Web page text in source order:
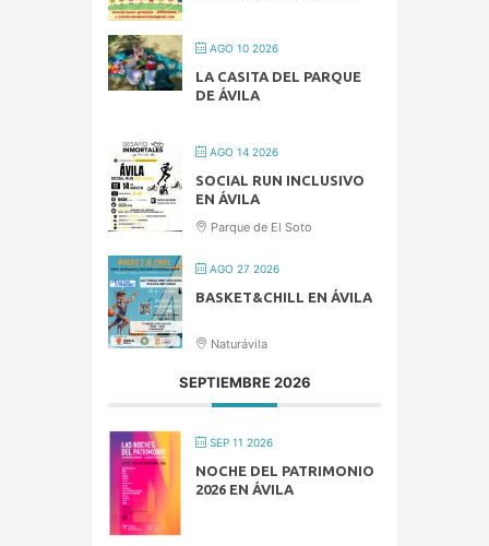
AGO 10 2026
LA CASITA DEL PARQUE
DE ÁVILA
AGO 14 2026
SOCIAL RUN INCLUSIVO
EN ÁVILA
Parque de El Soto
AGO 27 2026
BASKET&CHILL EN ÁVILA
Naturávila
SEPTIEMBRE 2026
SEP 11 2026
NOCHE DEL PATRIMONIO
2026 EN ÁVILA